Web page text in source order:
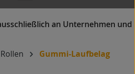
Gummi-Laufbelag